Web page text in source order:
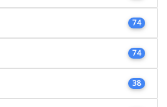
74
74
38